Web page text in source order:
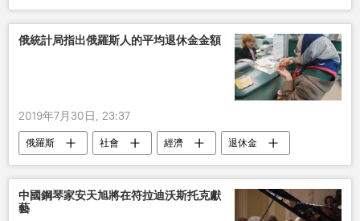
俄統計局指出俄羅斯人的平均退休金金額
2019年7月30日, 23:37
俄羅斯 社會 經濟 退休金
中國鋼琴家安天旭將在符拉迪沃斯托克獻
藝